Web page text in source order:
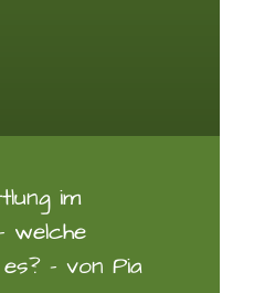
im
welche
– von Pia